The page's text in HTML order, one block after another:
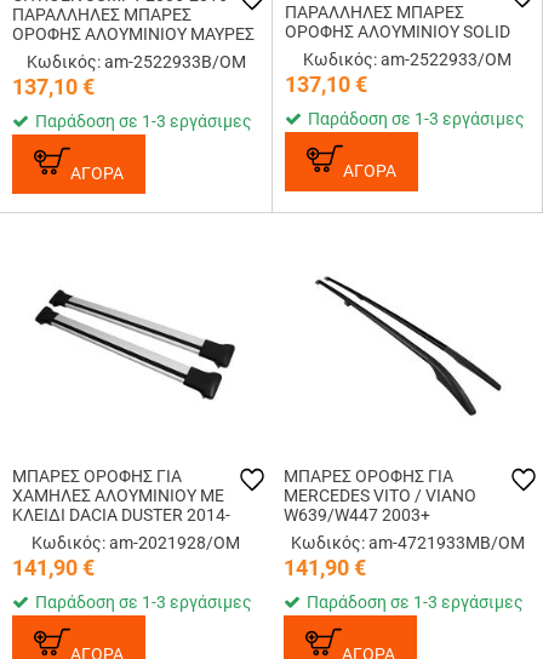
ΠΑΡΑΛΛΗΛΕΣ ΜΠΑΡΕΣ
ΟΡΟΦΗΣ ΑΛΟΥΜΙΝΙΟΥ ΜΑΥΡΕΣ
SOLID L1 OMTEC - 2 TEM.
Κωδικός: am-2522933B/OM
137,10€
Παράδοση σε 1-3 εργάσιμες
ΑΓΟΡΑ
ΠΑΡΑΛΛΗΛΕΣ ΜΠΑΡΕΣ
ΟΡΟΦΗΣ ΑΛΟΥΜΙΝΙΟΥ SOLID
L1 ΑΣΗΜΙ OMTEC - 2 TEM.
Κωδικός: am-2522933/OM
137,10€
Παράδοση σε 1-3 εργάσιμες
ΑΓΟΡΑ
ΜΠΑΡΕΣ ΟΡΟΦΗΣ ΓΙΑ
ΧΑΜΗΛΕΣ ΑΛΟΥΜΙΝΙΟΥ ΜΕ
ΚΛΕΙΔΙ DACIA DUSTER 2014-
2017 OMTEC - 2 τεμ.
Κωδικός: am-2021928/OM
141,90€
Παράδοση σε 1-3 εργάσιμες
ΑΓΟΡΑ
ΜΠΑΡΕΣ ΟΡΟΦΗΣ ΓΙΑ
MERCEDES VITO / VIANO
W639/W447 2003+
ΠΑΡΑΛΛΗΛΕΣ ΑΛΟΥΜΙΝΙΟΥ L3
ΜΑΥΡΕΣ OMTEC - 2 τεμ.
Κωδικός: am-4721933MB/OM
141,90€
Παράδοση σε 1-3 εργάσιμες
ΑΓΟΡΑ